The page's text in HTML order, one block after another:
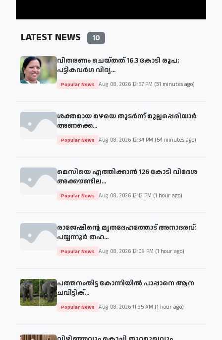
LATEST NEWS 10
വിതരണം ചെയ്തത് 16.3 കോടി രൂപ;
പട്ടികവർഗ വിദ്യ...
Popular News Aug 08, 2026 12:57 PM (31 minutes ago)
ശക്തമായ മഴയെ തുടര്‍ന്ന് മുല്ലപ്പെരിയാർ
അണക്കെ...
Popular News Aug 08, 2026 12:34 PM (54 minutes ago)
മെസിയെ എത്തിക്കാന്‍ 126 കോടി വിദേശ
അക്കൗണ്ടില...
Popular News Aug 08, 2026 12:12 PM (1 hour ago)
രാജേഷിന്റെ മൃതദേഹത്തോട് അനാദരവ്:
പയ്യന്നൂർ തഹ...
Popular News Aug 08, 2026 12:08 PM (1 hour ago)
പത്തനംതിട്ട കോന്നിയില്‍ പാപ്പാനെ ആന
ചവിട്ടിക്...
Popular News Aug 08, 2026 11:35 AM (1 hour ago)